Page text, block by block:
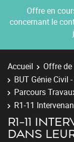
Offre en
concernant le
Accueil Offre
BUT Génie Civil
Parcours
R1-11
R1-11
DANS